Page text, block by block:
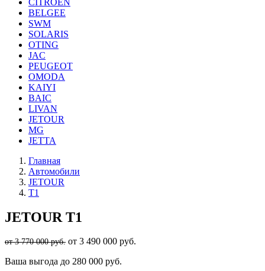
CITROEN
BELGEE
SWM
SOLARIS
OTING
JAC
PEUGEOT
OMODA
KAIYI
BAIC
LIVAN
JETOUR
MG
JETTA
Главная
Автомобили
JETOUR
T1
JETOUR T1
от 3 770 000 руб. от 3 490 000 руб.
Ваша выгода до 280 000 руб.